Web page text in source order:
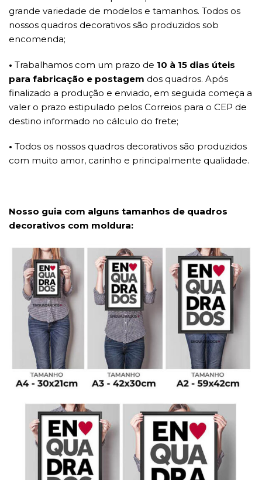
grande variedade de modelos e tamanhos. Todos os
nossos quadros decorativos são produzidos sob
encomenda;
• Trabalhamos com um prazo de 10 à 15 dias úteis
para fabricação e postagem dos quadros. Após
finalizado a produção e enviado, em seguida começa a
valer o prazo estipulado pelos Correios para o CEP de
destino informado no cálculo do frete;
• Todos os nossos quadros decorativos são produzidos
com muito amor, carinho e principalmente qualidade.
Nosso guia com alguns tamanhos de quadros
decorativos com moldura: